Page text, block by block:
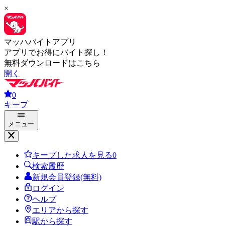
×
マッハバイトアプリ
アプリでお得にバイト探し！
無料ダウンロードはこちら
開く
0
キープ
メニュー
キープした求人を見る0
検索履歴
新規会員登録(無料)
ログイン
ヘルプ
エリアから探す
駅から探す